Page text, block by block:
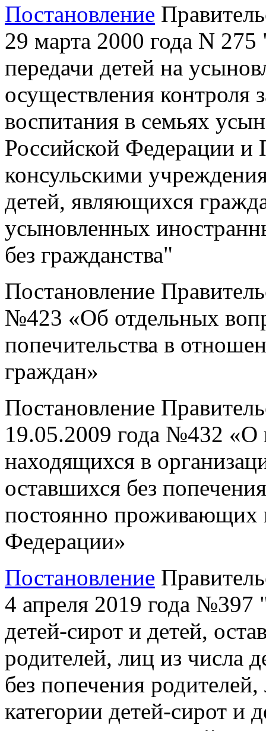
Постановление
29 марта 2000 года N
передачи детей на
осуществления контроля
воспитания в семьях
Российской Федерации и
консульскими
детей, являющихся
усыновленных
без гражданства"
Постановление
№423 «Об отдельных
попечительства в
граждан»
Постановление
19.05.2009 года №432 «О
находящихся в
оставшихся без
постоянно проживающих
Федерации»
Постановление
4 апреля 2019 года
детей-сирот и детей,
родителей, лиц из числа
без попечения
категории детей-сирот и